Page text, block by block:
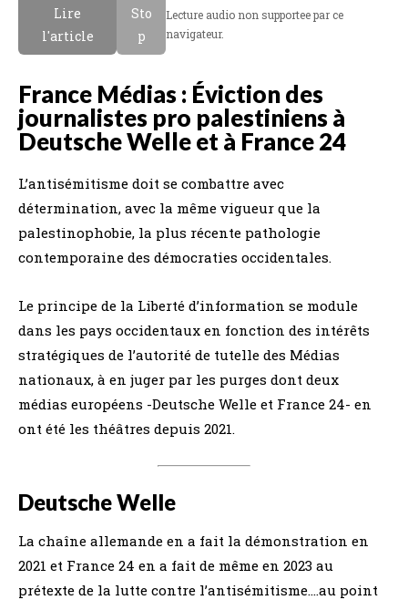
Lire
l'article
Sto
p
Lecture audio non supportee par ce
navigateur.
France Médias : Éviction des
journalistes pro palestiniens à
Deutsche Welle et à France 24
L’antisémitisme doit se combattre avec
détermination, avec la même vigueur que la
palestinophobie, la plus récente pathologie
contemporaine des démocraties occidentales.
Le principe de la Liberté d’information se module
dans les pays occidentaux en fonction des intérêts
stratégiques de l’autorité de tutelle des Médias
nationaux, à en juger par les purges dont deux
médias européens -Deutsche Welle et France 24- en
ont été les théâtres depuis 2021.
Deutsche Welle
La chaîne allemande en a fait la démonstration en
2021 et France 24 en a fait de même en 2023 au
prétexte de la lutte contre l’antisémitisme….au point